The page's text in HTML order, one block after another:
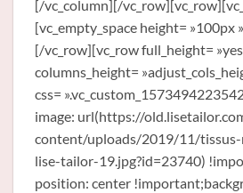
[/vc_column][/
[vc_empty_space height= »100px
[/vc_row][vc_row full_height=
columns_height=
css=
image: url(https://
content/uploads/2019/11/
lise-tailor-19.jpg?id=23740)
position: center